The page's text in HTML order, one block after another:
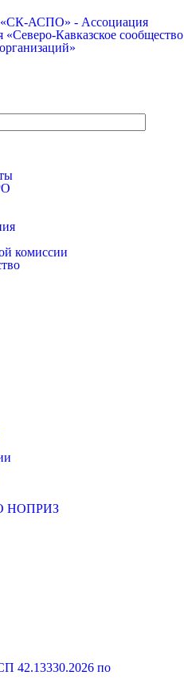
комиссии
НОПРИЗ
42.13330.2026 по
ноября 2011г.
№34 от 17 ноября